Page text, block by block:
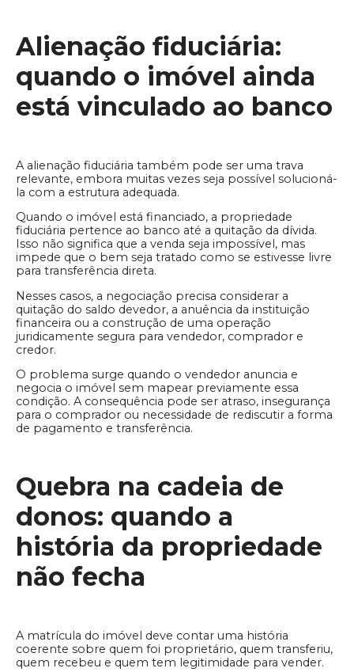
Alienação fiduciária:
quando o imóvel ainda
está vinculado ao banco
A alienação fiduciária também pode ser uma trava
relevante, embora muitas vezes seja possível solucioná-
la com a estrutura adequada.
Quando o imóvel está financiado, a propriedade
fiduciária pertence ao banco até a quitação da dívida.
Isso não significa que a venda seja impossível, mas
impede que o bem seja tratado como se estivesse livre
para transferência direta.
Nesses casos, a negociação precisa considerar a
quitação do saldo devedor, a anuência da instituição
financeira ou a construção de uma operação
juridicamente segura para vendedor, comprador e
credor.
O problema surge quando o vendedor anuncia e
negocia o imóvel sem mapear previamente essa
condição. A consequência pode ser atraso, insegurança
para o comprador ou necessidade de rediscutir a forma
de pagamento e transferência.
Quebra na cadeia de
donos: quando a
história da propriedade
não fecha
A matrícula do imóvel deve contar uma história
coerente sobre quem foi proprietário, quem transferiu,
quem recebeu e quem tem legitimidade para vender.